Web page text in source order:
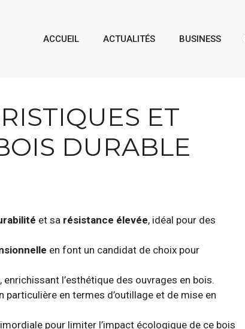
ACCUEIL ACTUALITÉS BUSINESS
ET
DURABLE
et sa résistance élevée, idéal pour des
en font un candidat de choix pour
l’esthétique des ouvrages en bois.
en termes d’outillage et de mise en
pour limiter l’impact écologique de ce bois